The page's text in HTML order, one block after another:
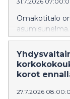
och många
taget.
Omakotitalo
korostuu
korot
27.7.2026